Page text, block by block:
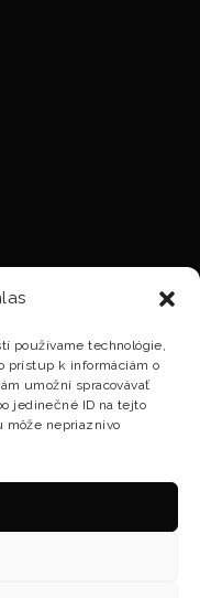
používame technológie,
prístup k informáciám o
umožní spracovávať
jedinečné ID na tejto
môže nepriaznivo